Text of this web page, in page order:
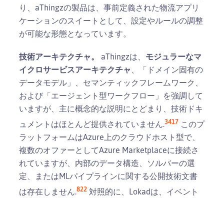
り、aThingzの製品は、事前定義された物流アプリ
ケーションのスイートとして、設定やルールの調整
が可能な形態となっています。
技術アーキテクチャ。 aThingzは、 モジュラーなマ
イクロサービスアーキテクチャ 、「ドメイン固有の
データモデル」、セマンティックフレームワーク、
および「エージェント型ワークフロー」を強調して
いますが、主に概念的な説明にとどまり、技術ドキ
ュメントはほとんど提供されていません.3417 このプ
ラットフォームはAzure上のクラウドホスト型で、
複数のオファーとしてAzure Marketplaceに接続さ
れていますが、内部のデータ構造、ソルバーの選
定、またはMLパイプラインに関する公開技術文書
は存在しません.822 対照的に、Lokadは、イベント